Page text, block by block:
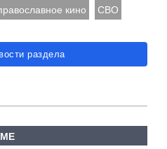
кино СВО
раздела